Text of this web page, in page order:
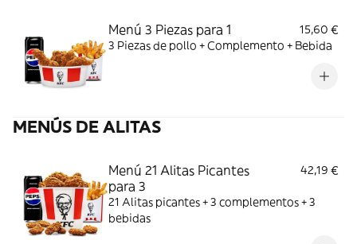
Menú 3 Piezas para 1
15,60 €
3 Piezas de pollo + Complemento + Bebida
MENÚS DE ALITAS
Menú 21 Alitas Picantes
para 3
42,19 €
21 Alitas picantes + 3 complementos + 3
bebidas